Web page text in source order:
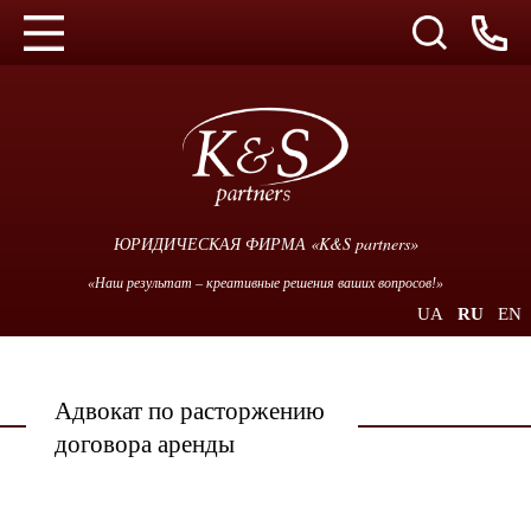
ЮРИДИЧЕСКАЯ ФИРМА «K&S partners»
«Наш результат – креативные решения ваших вопросов!»
UA RU EN
Адвокат по расторжению
договора аренды